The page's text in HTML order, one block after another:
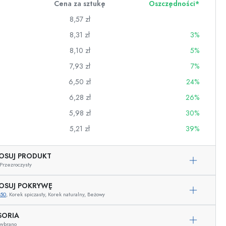
Cena za sztukę
Oszczędności*
8,57 zł
8,31 zł
3%
8,10 zł
5%
7,93 zł
7%
6,50 zł
24%
6,28 zł
26%
5,98 zł
30%
5,21 zł 39%
PRODUKT
Przezroczysty
POKRYWĘ
, Korek spiczasty, Korek naturalny, Beżowy